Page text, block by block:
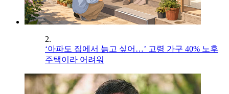
2.
‘아파도 집에서 늙고 싶어…’ 고령 가구 40% 노후
주택이라 어려워